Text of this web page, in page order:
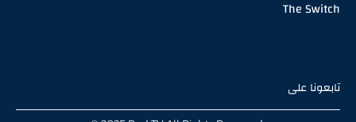
The Switch
تابعونا على